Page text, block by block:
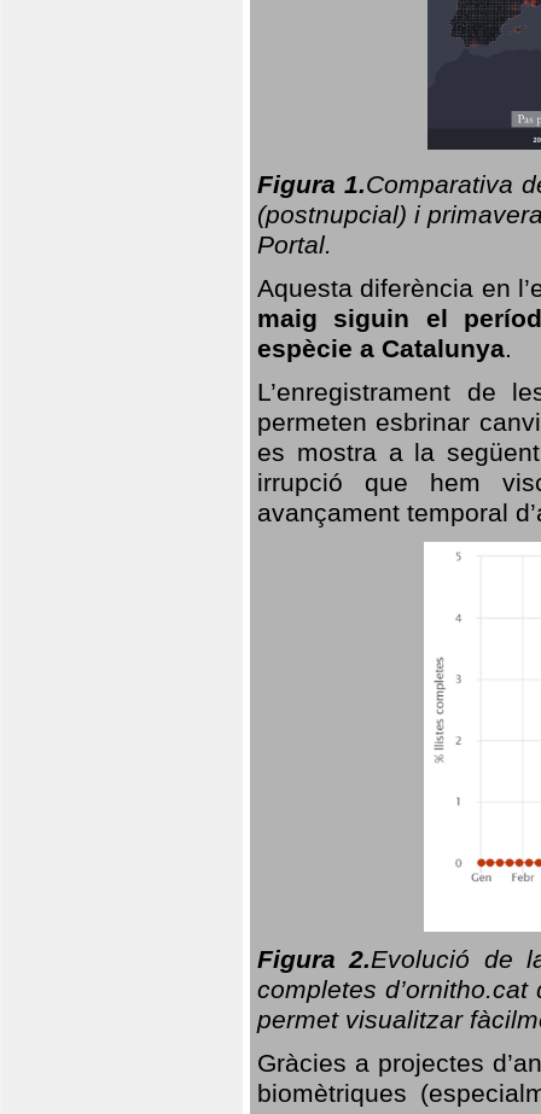
Figura 1.Comparativa
(postnupcial) i
Portal.
Aquesta diferència en
maig siguin el
espècie a Catalunya.
L’enregistrament de
permeten esbrinar
es mostra a la
irrupció que hem
avançament temporal
Figura 2.Evolució de
completes
permet visualitzar
Gràcies a projectes
biomètriques